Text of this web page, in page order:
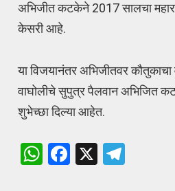
अभिजीत कटकेने 2017 सालचा
केसरी आहे.
या विजयानंतर अभिजीतवर कौतुकाचा
वाघोलीचे सुपुत्र पैलवान अभिजित
शुभेच्छा दिल्या आहेत.
W
F
X